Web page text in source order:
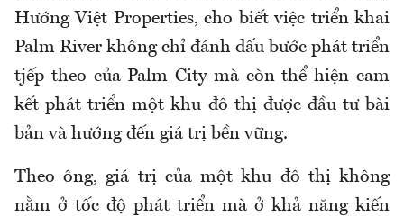
Hướng Việt Properties, cho biết việc triển khai
Palm River không chỉ đánh dấu bước phát triển
tjếp theo của Palm City mà còn thể hiện cam
kết phát triển một khu đô thị được đầu tư bài
bản và hướng đến giá trị bền vững.
Theo ông, giá trị của một khu đô thị không
nằm ở tốc độ phát triển mà ở khả năng kiến